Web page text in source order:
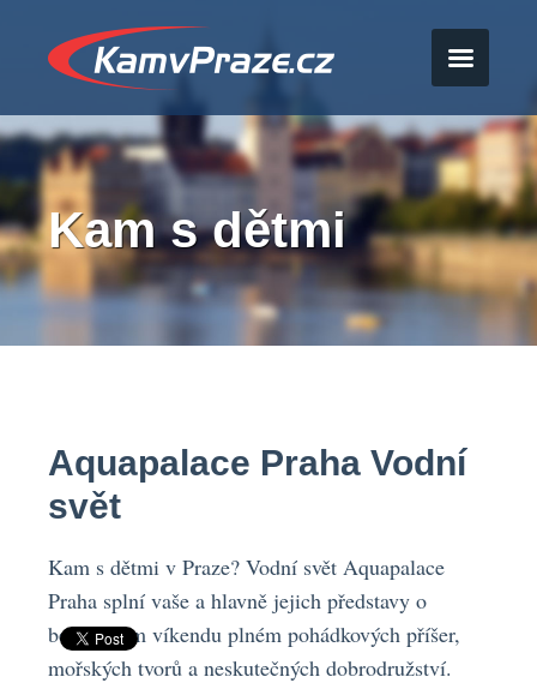
Kam s dětmi
Aquapalace Praha Vodní
svět
Kam s dětmi v Praze? Vodní svět Aquapalace
Praha splní vaše a hlavně jejich představy o
bezvadném víkendu plném pohádkových příšer,
mořských tvorů a neskutečných dobrodružství.